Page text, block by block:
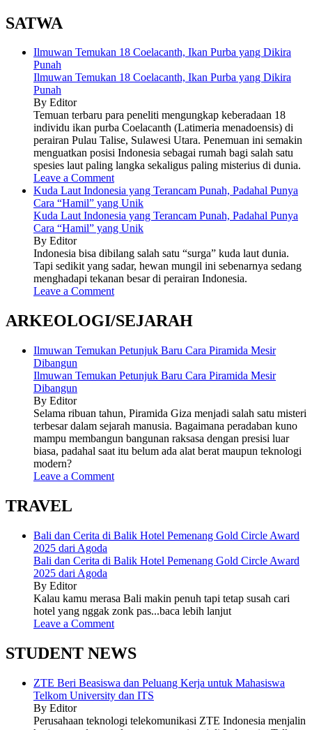
SATWA
Ilmuwan Temukan 18 Coelacanth, Ikan Purba yang Dikira
Punah
Ilmuwan Temukan 18 Coelacanth, Ikan Purba yang Dikira
Punah
By Editor
Temuan terbaru para peneliti mengungkap keberadaan 18
individu ikan purba Coelacanth (Latimeria menadoensis) di
perairan Pulau Talise, Sulawesi Utara. Penemuan ini semakin
menguatkan posisi Indonesia sebagai rumah bagi salah satu
spesies laut paling langka sekaligus paling misterius di dunia.
Leave a Comment
Kuda Laut Indonesia yang Terancam Punah, Padahal Punya
Cara “Hamil” yang Unik
Kuda Laut Indonesia yang Terancam Punah, Padahal Punya
Cara “Hamil” yang Unik
By Editor
Indonesia bisa dibilang salah satu “surga” kuda laut dunia.
Tapi sedikit yang sadar, hewan mungil ini sebenarnya sedang
menghadapi tekanan besar di perairan Indonesia.
Leave a Comment
ARKEOLOGI/SEJARAH
Ilmuwan Temukan Petunjuk Baru Cara Piramida Mesir
Dibangun
Ilmuwan Temukan Petunjuk Baru Cara Piramida Mesir
Dibangun
By Editor
Selama ribuan tahun, Piramida Giza menjadi salah satu misteri
terbesar dalam sejarah manusia. Bagaimana peradaban kuno
mampu membangun bangunan raksasa dengan presisi luar
biasa, padahal saat itu belum ada alat berat maupun teknologi
modern?
Leave a Comment
TRAVEL
Bali dan Cerita di Balik Hotel Pemenang Gold Circle Award
2025 dari Agoda
Bali dan Cerita di Balik Hotel Pemenang Gold Circle Award
2025 dari Agoda
By Editor
Kalau kamu merasa Bali makin penuh tapi tetap susah cari
hotel yang nggak zonk pas...baca lebih lanjut
Leave a Comment
STUDENT NEWS
ZTE Beri Beasiswa dan Peluang Kerja untuk Mahasiswa
Telkom University dan ITS
By Editor
Perusahaan teknologi telekomunikasi ZTE Indonesia menjalin